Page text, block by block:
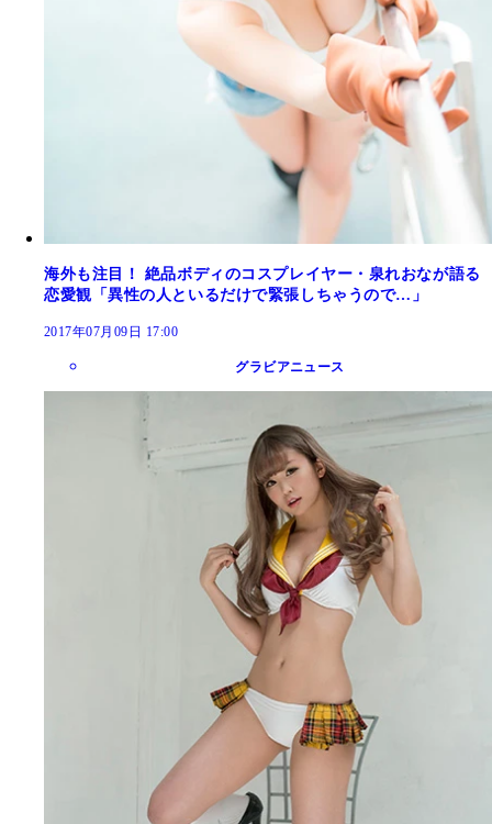
海外も注目！ 絶品ボディのコスプレイヤー・泉れおなが語る
恋愛観「異性の人といるだけで緊張しちゃうので…」
2017年07月09日 17:00
グラビアニュース